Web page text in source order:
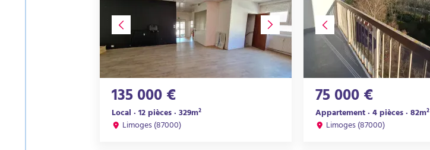
135 000 €
Local · 12 pièces · 329m²
Limoges (87000)
75 000 €
Appartement · 4 pièces · 82m²
Limoges (87000)